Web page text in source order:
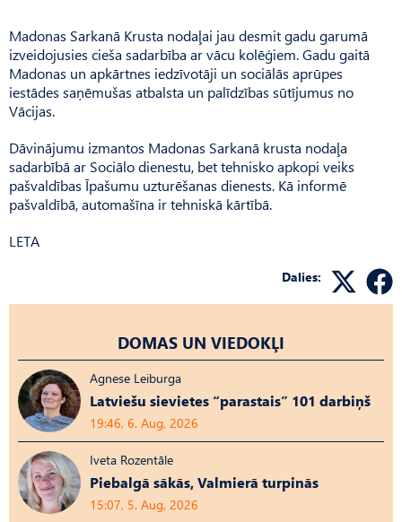
Madonas Sarkanā Krusta nodaļai jau desmit gadu garumā
izveidojusies cieša sadarbība ar vācu kolēģiem. Gadu gaitā
Madonas un apkārtnes iedzīvotāji un sociālās aprūpes
iestādes saņēmušas atbalsta un palīdzības sūtījumus no
Vācijas.
Dāvinājumu izmantos Madonas Sarkanā krusta nodaļa
sadarbībā ar Sociālo dienestu, bet tehnisko apkopi veiks
pašvaldības Īpašumu uzturēšanas dienests. Kā informē
pašvaldībā, automašīna ir tehniskā kārtībā.
LETA
Dalies:
DOMAS UN VIEDOKĻI
Agnese Leiburga
Latviešu sievietes “parastais” 101 darbiņš
19:46, 6. Aug, 2026
Iveta Rozentāle
Piebalgā sākās, Valmierā turpinās
15:07, 5. Aug, 2026